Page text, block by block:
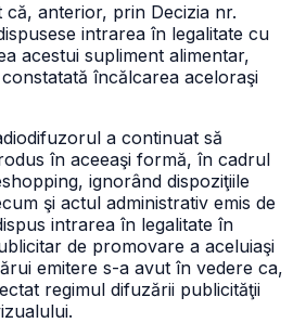
că, anterior, prin Decizia nr.
intrarea în legalitate cu
acestui supliment alimentar,
încălcarea aceloraşi
a continuat să
în aceeaşi formă, în cadrul
ignorând dispoziţiile
şi actul administrativ emis de
intrarea în legalitate în
de promovare a aceluiaşi
emitere s-a avut în vedere ca,
regimul difuzării publicităţii